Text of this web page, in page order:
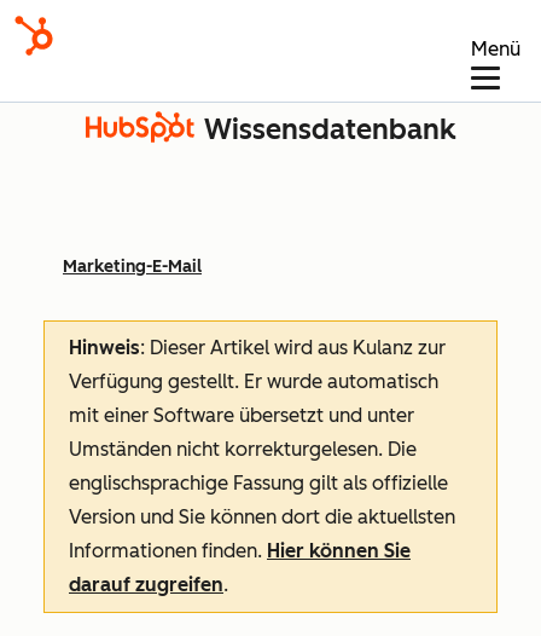
Menü
Wissensdatenbank
Marketing-E-Mail
Hinweis: Dieser Artikel wird aus Kulanz zur
Verfügung gestellt. Er wurde automatisch
mit einer Software übersetzt und unter
Umständen nicht korrekturgelesen. Die
englischsprachige Fassung gilt als offizielle
Version und Sie können dort die aktuellsten
Informationen finden. Hier können Sie
darauf zugreifen.